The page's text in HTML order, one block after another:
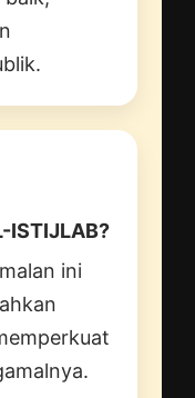
ISTIJLAB?
ini